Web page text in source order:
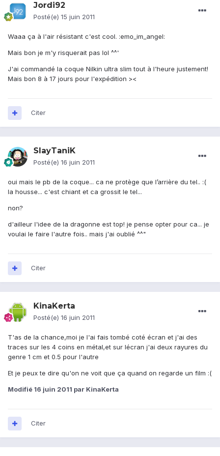
Jordi92
Posté(e) 15 juin 2011
Waaa ça à l'air résistant c'est cool. :emo_im_angel:
Mais bon je m'y risquerait pas lol ^^'
J'ai commandé la coque Nilkin ultra slim tout à l'heure justement!
Mais bon 8 à 17 jours pour l'expédition ><
Citer
SlayTaniK
Posté(e) 16 juin 2011
oui mais le pb de la coque... ca ne protège que l’arrière du tel.. :(
la housse... c'est chiant et ca grossit le tel...
non?
d'ailleur l'idee de la dragonne est top! je pense opter pour ca... je
voulai le faire l'autre fois.. mais j'ai oublié ^^"
Citer
KinaKerta
Posté(e) 16 juin 2011
T'as de la chance,moi je l'ai fais tombé coté écran et j'ai des
traces sur les 4 coins en métal,et sur lécran j'ai deux rayures du
genre 1 cm et 0.5 pour l'autre
Et je peux te dire qu'on ne voit que ça quand on regarde un film :(
Modifié 16 juin 2011 par KinaKerta
Citer